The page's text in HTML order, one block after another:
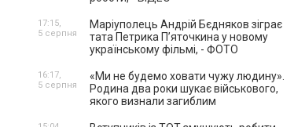
Маріуполець Андрій Бєдняков зіграє
тата Петрика П’яточкина у новому
українському фільмі, - ФОТО
17:15,
5 серпня
«Ми не будемо ховати чужу людину».
Родина два роки шукає військового,
якого визнали загиблим
16:17,
5 серпня